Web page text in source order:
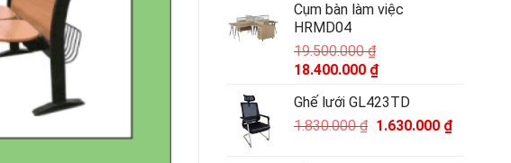
Cụm bàn làm việc
HRMD04
19.500.000₫
Giá
là:
19.500.000 ₫.
18.400.000 ₫Giá
tại
là:
Ghế lưới GL423TD
1.830.000₫ Giá
1.630.000 ₫Giá